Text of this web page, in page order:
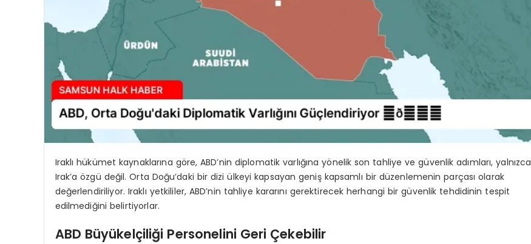
Iraklı hükümet kaynaklarına göre, ABD’nin diplomatik varlığına yönelik son tahliye ve güvenlik adımları, yalnızca
Irak’a özgü değil. Orta Doğu’daki bir dizi ülkeyi kapsayan geniş kapsamlı bir düzenlemenin parçası olarak
değerlendiriliyor. Iraklı yetkililer, ABD’nin tahliye kararını gerektirecek herhangi bir güvenlik tehdidinin tespit
edilmediğini belirtiyorlar.
ABD Büyükelçiliği Personelini Geri Çekebilir